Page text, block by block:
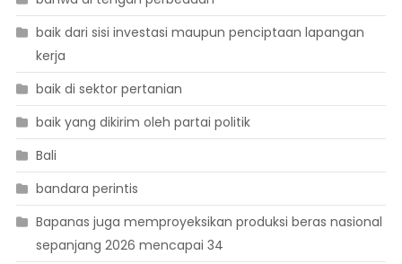
baik dari sisi investasi maupun penciptaan lapangan
kerja
baik di sektor pertanian
baik yang dikirim oleh partai politik
Bali
bandara perintis
Bapanas juga memproyeksikan produksi beras nasional
sepanjang 2026 mencapai 34